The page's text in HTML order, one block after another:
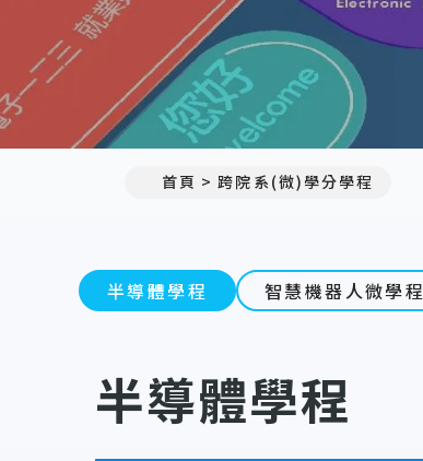
首頁 跨院系(微)學分學程
半導體學程 智慧機器人微學程
半導體學程